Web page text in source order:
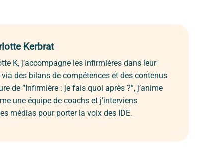
Kerbrat
K, j’accompagne les infirmières dans leur
des bilans de compétences et des contenus
de “Infirmière : je fais quoi après ?”, j’anime
une équipe de coachs et j’interviens
médias pour porter la voix des IDE.